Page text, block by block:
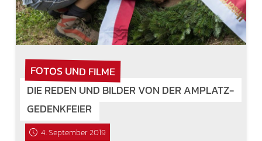
FOTOS UND FILME
DIE REDEN UND BILDER VON DER AMPLATZ-
GEDENKFEIER
4. September 2019